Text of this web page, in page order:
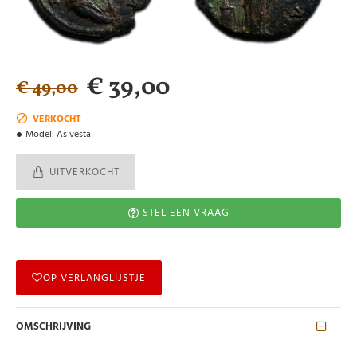
VERKOCHT
Model: As vesta
€ 39,00
€ 49,00
UITVERKOCHT
STEL EEN VRAAG
OP VERLANGLIJSTJE
OMSCHRIJVING